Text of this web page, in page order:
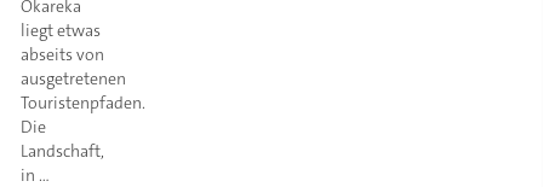
Okareka
liegt etwas
abseits von
ausgetretenen
Touristenpfaden.
Die
Landschaft,
in …